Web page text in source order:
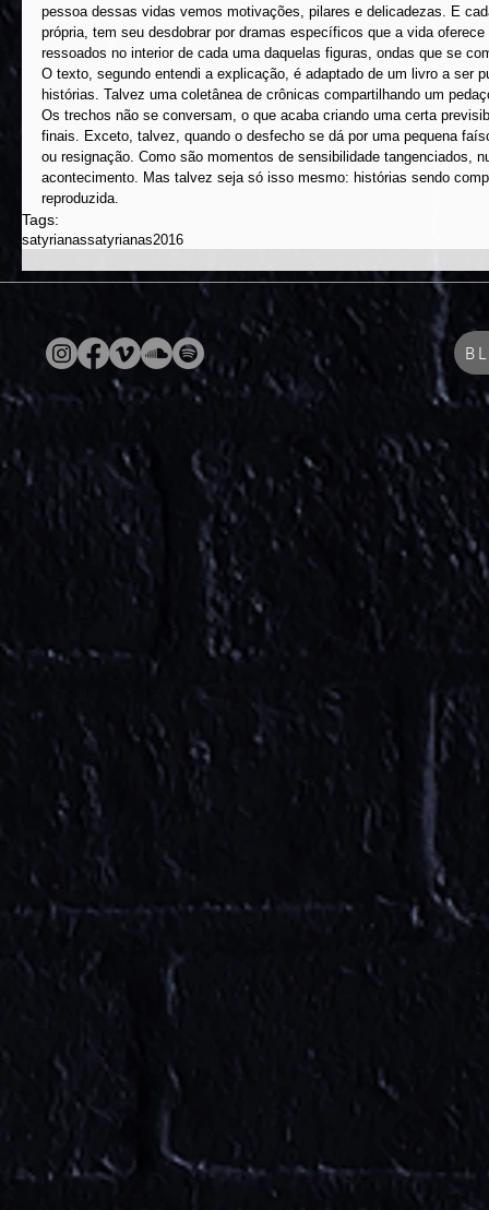
pessoa dessas vidas vemos motivações, pilares e delicadezas. E
própria, tem seu desdobrar por dramas específicos que a vida
ressoados no interior de cada uma daquelas figuras, ondas que se
O texto, segundo entendi a explicação, é adaptado de um livro a ser
histórias. Talvez uma coletânea de crônicas compartilhando um
Os trechos não se conversam, o que acaba criando uma certa
finais. Exceto, talvez, quando o desfecho se dá por uma pequena
ou resignação. Como são momentos de sensibilidade tangenciados,
acontecimento. Mas talvez seja só isso mesmo: histórias sendo
reproduzida.
Tags:
satyrianassatyrianas2016